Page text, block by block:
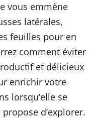
vous emmène
latérales,
feuilles pour en
comment éviter
et délicieux
enrichir votre
lorsqu’elle se
d’explorer.